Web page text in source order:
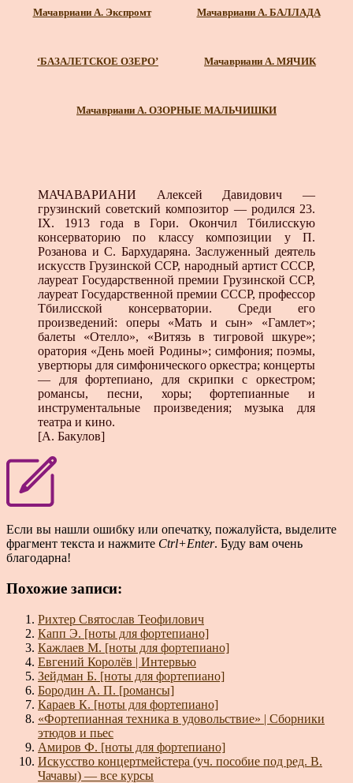
Мачавриани А. Экспромт Мачавриани А. БАЛЛАДА
‘БАЗАЛЕТСКОЕ ОЗЕРО’ Мачавриани А. МЯЧИК
Мачавриани А. ОЗОРНЫЕ МАЛЬЧИШКИ
МАЧАВАРИАНИ Алексей Давидович —
грузинский со­ветский композитор — родился 23.
IX. 1913 года в Гори. Окончил Тбилисскую
консерваторию по классу композиции у П.
Розанова и С. Бархударяна. Заслуженный деятель
искусств Грузинской ССР, народный артист СССР,
лауреат Государст­венной премии Грузинской ССР,
лауреат Государственной премии СССР, профессор
Тбилисской консерватории. Среди его
произведений: оперы «Мать и сын» «Гамлет»;
балеты «Отелло», «Витязь в тигровой шкуре»;
оратория «День моей Родины»; симфония; поэмы,
увертюры для симфонического оркестра; концерты
— для фортепиано, для скрипки с оркест­ром;
романсы, песни, хоры; фортепианные и
инструментальные произведения; музыка для
театра и кино.
[А. Бакулов]
Если вы нашли ошибку или опечатку, пожалуйста, выделите
фрагмент текста и нажмите Ctrl+Enter. Буду вам очень
благодарна!
Похожие записи:
Рихтер Святослав Теофилович
Капп Э. [ноты для фортепиано]
Кажлаев М. [ноты для фортепиано]
Евгений Королёв | Интервью
Зейдман Б. [ноты для фортепиано]
Бородин А. П. [романсы]
Караев К. [ноты для фортепиано]
«Фортепианная техника в удовольствие» | Сборники
этюдов и пьес
Амиров Ф. [ноты для фортепиано]
Искусство концертмейстера (уч. пособие под ред. В.
Чачавы) — все курсы